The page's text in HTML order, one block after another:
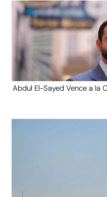
Abdul El-Sayed Vence a la